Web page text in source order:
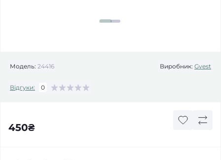
Модель: 24416 Виробник: Gvest
Відгуки: 0
450₴